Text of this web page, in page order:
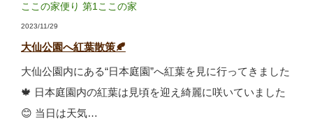
ここの家便り 第1ここの家
2023/11/29
大仙公園へ紅葉散策🍂
大仙公園内にある“日本庭園”へ紅葉を見に行ってきました
🍁 日本庭園内の紅葉は見頃を迎え綺麗に咲いていました
😊 当日は天気…